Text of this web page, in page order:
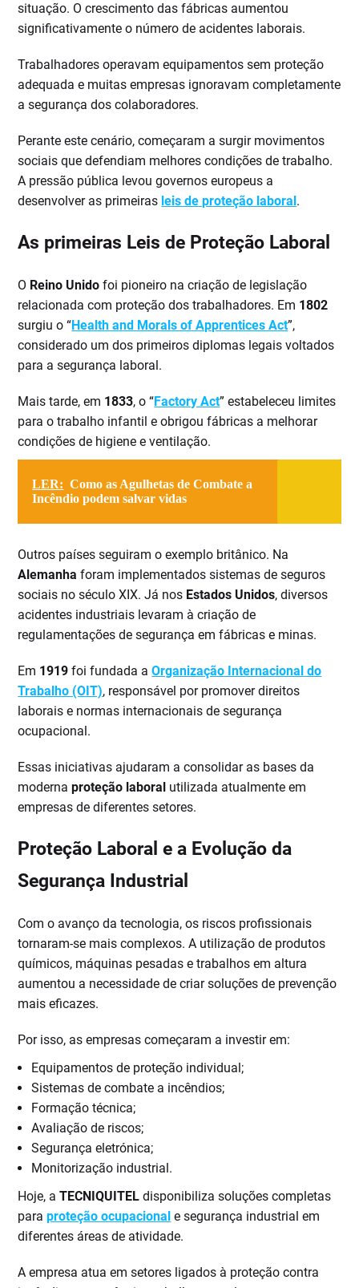
situação. O crescimento das fábricas aumentou
significativamente o número de acidentes laborais.
Trabalhadores operavam equipamentos sem proteção
adequada e muitas empresas ignoravam completamente
a segurança dos colaboradores.
Perante este cenário, começaram a surgir movimentos
sociais que defendiam melhores condições de trabalho.
A pressão pública levou governos europeus a
desenvolver as primeiras leis de proteção laboral.
As primeiras Leis de Proteção Laboral
O Reino Unido foi pioneiro na criação de legislação
relacionada com proteção dos trabalhadores. Em 1802
surgiu o “Health and Morals of Apprentices Act”,
considerado um dos primeiros diplomas legais voltados
para a segurança laboral.
Mais tarde, em 1833, o “Factory Act” estabeleceu limites
para o trabalho infantil e obrigou fábricas a melhorar
condições de higiene e ventilação.
LER: Como as Agulhetas de Combate a
Incêndio podem salvar vidas
Outros países seguiram o exemplo britânico. Na
Alemanha foram implementados sistemas de seguros
sociais no século XIX. Já nos Estados Unidos, diversos
acidentes industriais levaram à criação de
regulamentações de segurança em fábricas e minas.
Em 1919 foi fundada aOrganização Internacional do
Trabalho (OIT), responsável por promover direitos
laborais e normas internacionais de segurança
ocupacional.
Essas iniciativas ajudaram a consolidar as bases da
modernaproteção laboral utilizada atualmente em
empresas de diferentes setores.
Proteção Laboral e a Evolução da
Segurança Industrial
Com o avanço da tecnologia, os riscos profissionais
tornaram-se mais complexos. A utilização de produtos
químicos, máquinas pesadas e trabalhos em altura
aumentou a necessidade de criar soluções de prevenção
mais eficazes.
Por isso, as empresas começaram a investir em:
Equipamentos de proteção individual;
Sistemas de combate a incêndios;
Formação técnica;
Avaliação de riscos;
Segurança eletrónica;
Monitorização industrial.
Hoje, aTECNIQUITELdisponibiliza soluções completas
paraproteção ocupacional e segurança industrial em
diferentes áreas de atividade.
A empresa atua em setores ligados à proteção contra